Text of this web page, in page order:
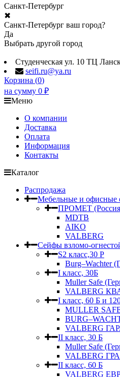
Санкт-Петербург
✖
Санкт-Петербург ваш город?
Да
Выбрать другой город
Студенческая ул. 10 ТЦ
seifi.ru@ya.ru
Корзина (0)
на сумму 0 ₽
Меню
О компании
Доставка
Оплата
Информация
Контакты
Каталог
Распродажа
Мебельные и офисные
ПРОМЕТ
MDTB
AIKO
VALBERG
Сейфы взломо-
S2 класс,30 Р
Burg–Wachter
I класс, 30Б
Muller Safe
VALBERG
I класс, 60 Б и
MULLER
VALBERG
II класс, 30 Б
Muller Safe
VALBERG
II класс, 60 Б
VALBERG